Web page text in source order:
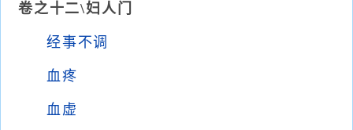
卷之十二\妇人门
经事不调
血疼
血虚